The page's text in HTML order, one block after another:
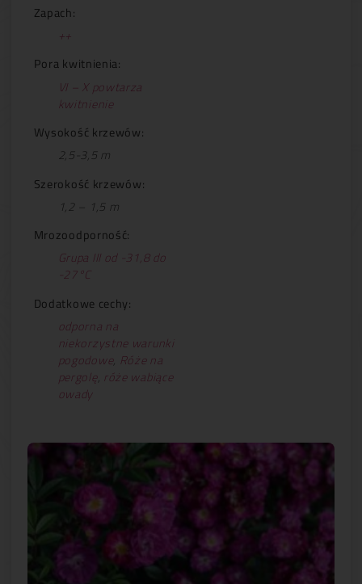
Zapach:
++
Pora kwitnienia:
VI – X powtarza
kwitnienie
Wysokość krzewów:
2,5-3,5 m
Szerokość krzewów:
1,2 – 1,5 m
Mrozoodporność:
Grupa III od -31,8 do
-27°C
Dodatkowe cechy:
odporna na
niekorzystne warunki
pogodowe, Róże na
pergolę, róże wabiące
owady